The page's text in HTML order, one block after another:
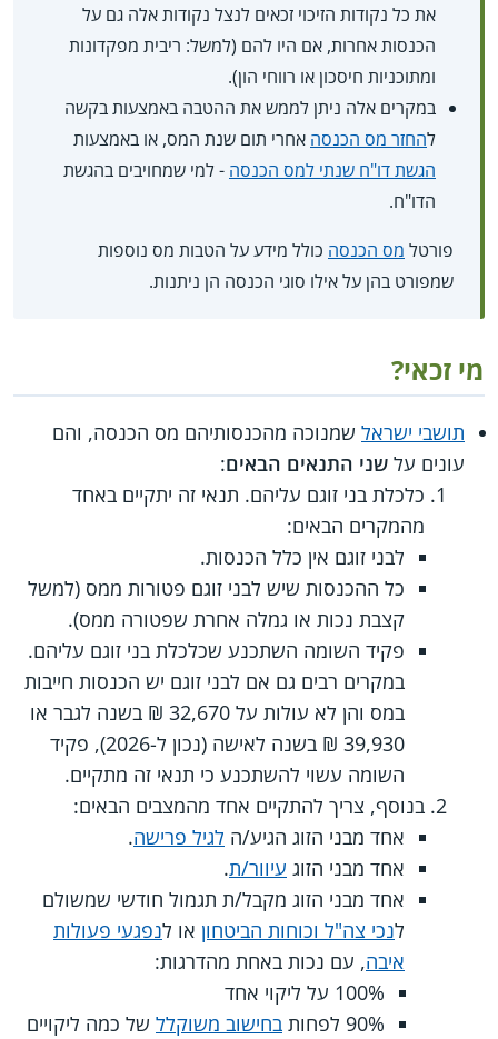
את כל נקודות הזיכוי זכאים לנצל נקודות אלה גם על
הכנסות אחרות, אם היו להם (למשל: ריבית מפקדונות
ומתוכניות חיסכון או רווחי הון).
במקרים אלה ניתן לממש את ההטבה באמצעות בקשה
להחזר מס הכנסה אחרי תום שנת המס, או באמצעות
הגשת דו"ח שנתי למס הכנסה - למי שמחויבים בהגשת
הדו"ח.
פורטל מס הכנסה כולל מידע על הטבות מס נוספות
שמפורט בהן על אילו סוגי הכנסה הן ניתנות.
מי זכאי?
תושבי ישראל שמנוכה מהכנסותיהם מס הכנסה, והם
עונים על שני התנאים הבאים:
כלכלת בני זוגם עליהם. תנאי זה יתקיים באחד
מהמקרים הבאים:
לבני זוגם אין כלל הכנסות.
כל ההכנסות שיש לבני זוגם פטורות ממס (למשל
קצבת נכות או גמלה אחרת שפטורה ממס).
פקיד השומה השתכנע שכלכלת בני זוגם עליהם.
במקרים רבים גם אם לבני זוגם יש הכנסות חייבות
במס והן לא עולות על 32,670 ₪ בשנה לגבר או
39,930 ₪ בשנה לאישה (נכון ל-2026), פקיד
השומה עשוי להשתכנע כי תנאי זה מתקיים.
בנוסף, צריך להתקיים אחד מהמצבים הבאים:
אחד מבני הזוג הגיע/ה לגיל פרישה.
אחד מבני הזוג עיוור/ת.
אחד מבני הזוג מקבל/ת תגמול חודשי שמשולם
לנכי צה"ל וכוחות הביטחון או לנפגעי פעולות
איבה, עם נכות באחת מהדרגות:
100% על ליקוי אחד
90% לפחות
בחישוב משוקלל של כמה ליקויים